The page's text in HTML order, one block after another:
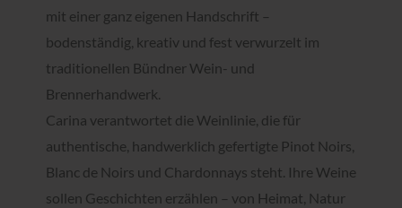
mit einer ganz eigenen Handschrift –
bodenständig, kreativ und fest verwurzelt im
traditionellen Bündner Wein- und
Brennerhandwerk.
Carina verantwortet die Weinlinie, die für
authentische, handwerklich gefertigte Pinot Noirs,
Blanc de Noirs und Chardonnays steht. Ihre Weine
sollen Geschichten erzählen – von Heimat, Natur